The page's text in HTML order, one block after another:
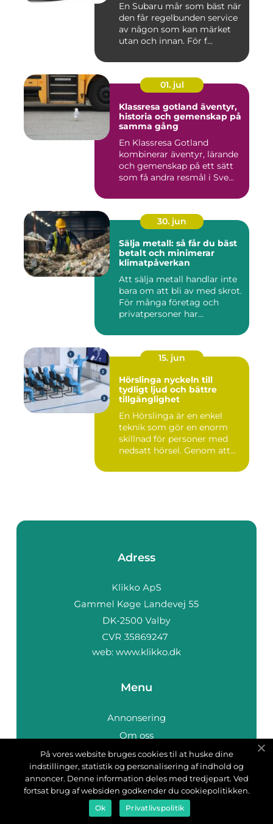
En Subaru mår som bäst när
den får regelbunden service
av någon som kan märket
utan och innan. För f...
01. jul
Klassresa gotland äventyr,
historia och gemenskap på
samma gång
En Klassresa Gotland
kombinerar äventyr, lärande
och gemenskap på ett sätt
som få andra resmål i Sve...
30. jun
Sälja metall: så får du bäst
betalt och minimerar
klimatpåverkan
Att sälja metall handlar inte
bara om att bli av med skrot.
För många företag och
privatpersoner har...
15. jun
Hörslinga nyckeln till
tydligt ljud och bättre
tillgänglighet
En Hörslinga är en enkel
teknik som gör en enorm
skillnad för personer med
nedsatt hörsel. Genom att...
Adress
web: www.klikko.dk
Menu
Annonsering
Om oss
Cookies
Kontakta oss
Sitemap
På vores website bruges cookies til at huske dine
indstillinger, statistik og personalisering af indhold og
annoncer. Denne information deles med tredjepart. Ved
fortsat brug af websiden godkender du cookiepolitikken.
Ok Privatlivspolitik